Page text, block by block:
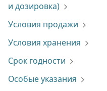
и дозировка)
Условия продажи
Условия хранения
Срок годности
Особые указания